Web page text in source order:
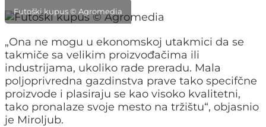
Futoški kupus © Agromedia
„Ona ne mogu u ekonomskoj utakmici da se
takmiče sa velikim proizvođačima ili
industrijama, ukoliko rade preradu. Mala
poljoprivredna gazdinstva prave tako specifčne
proizvode i plasiraju se kao visoko kvalitetni,
tako pronalaze svoje mesto na tržištu“, objasnio
je Miroljub.